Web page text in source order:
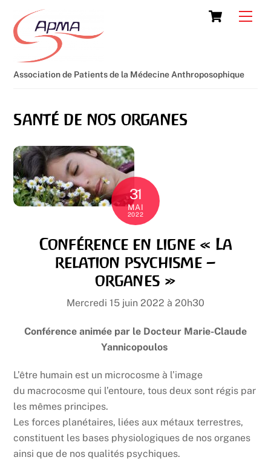
content
Cart
Association de Patients de la Médecine Anthroposophique
santé de nos organes
31
MAI
2022
Conférence en ligne « La
relation psychisme –
organes »
Mercredi 15 juin 2022 à 20h30
Conférence animée par le Docteur Marie-Claude
Yannicopoulos
L’être humain est un microcosme à l’image
du macrocosme qui l’entoure, tous deux sont régis par
les mêmes principes.
Les forces planétaires, liées aux métaux terrestres,
constituent les bases physiologiques de nos organes
ainsi que de nos qualités psychiques.